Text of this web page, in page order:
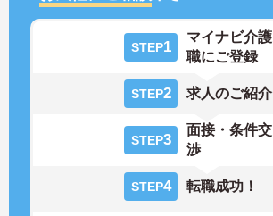
STEP1
マイナビ介護
職にご登録
STEP2 求人のご紹介
STEP3
面接・条件交
渉
STEP4 転職成功！